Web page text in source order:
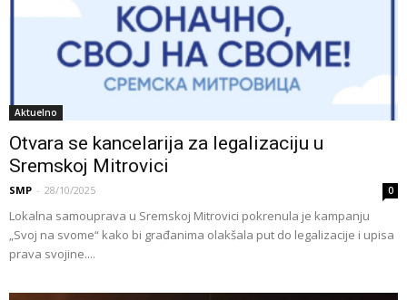
Aktuelno
Otvara se kancelarija za legalizaciju u
Sremskoj Mitrovici
SMP - 28/10/2025 0
Lokalna samouprava u Sremskoj Mitrovici pokrenula je kampanju
„Svoj na svome“ kako bi građanima olakšala put do legalizacije i upisa
prava svojine....